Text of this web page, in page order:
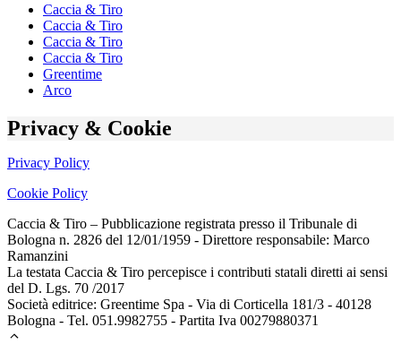
Caccia & Tiro
Caccia & Tiro
Caccia & Tiro
Caccia & Tiro
Greentime
Arco
Privacy & Cookie
Privacy Policy
Cookie Policy
Caccia & Tiro – Pubblicazione registrata presso il Tribunale di
Bologna n. 2826 del 12/01/1959 - Direttore responsabile: Marco
Ramanzini
La testata Caccia & Tiro percepisce i contributi statali diretti ai sensi
del D. Lgs. 70 /2017
Società editrice: Greentime Spa - Via di Corticella 181/3 - 40128
Bologna - Tel. 051.9982755 - Partita Iva 00279880371